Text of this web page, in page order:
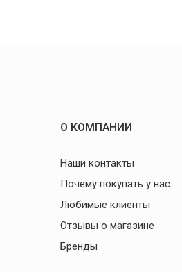
О КОМПАНИИ
Наши контакты
Почему покупать у нас
Любимые клиенты
Отзывы о магазине
Бренды